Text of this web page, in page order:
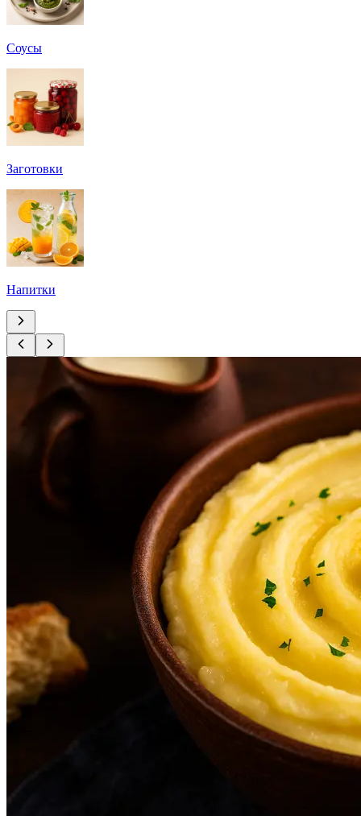
Соусы
Заготовки
Напитки